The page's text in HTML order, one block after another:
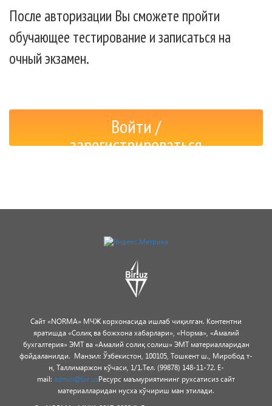
После авторизации Вы сможете пройти
обучающее тестирование и записаться на
очный экзамен.
Войти /
зарегистрироваться
Сайт «NORMA» МЧЖ корхонасида ишлаб чиқилган. Контентни
яратишда «Солиқ ва божхона хабарлари», «Норма», «Амалий
бухгалтерия» ЭМТ ва «Амалий солиқ солиш» ЭМТ материалларидан
фойдаланилди. Манзил: Ўзбекистон, 100105, Тошкент ш., Миробод т-
н, Таллимаржон кўчаси, 1/1.Тел. (99878) 148-11-72. E-
mail: admin@bir.uzРесурс маъмуриятининг рухсатисиз сайт
материалларидан нусха кўчириш ман этилади.